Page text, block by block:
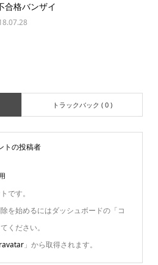
合格バンザイ
トラックバック ( 0 )
トの投稿者
です。
を始めるにはダッシュボードの「コ
ください。
」から取得されます。